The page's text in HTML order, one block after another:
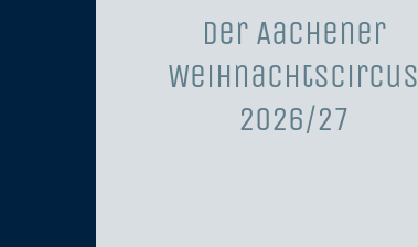
Der Aachener
Weihnachtscircus
2026/27